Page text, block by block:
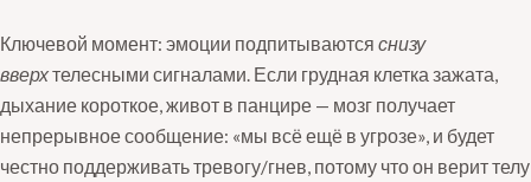
Ключевой момент: эмоции подпитываются снизу
вверхтелесными сигналами. Если грудная клетка зажата,
дыхание короткое, живот в панцире — мозг получает
непрерывное сообщение: «мы всё ещё в угрозе», и будет
честно поддерживать тревогу/гнев, потому что он верит телу